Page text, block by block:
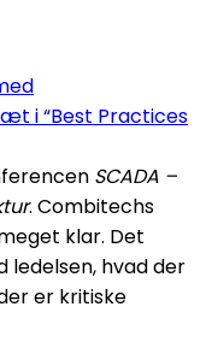
i “Best Practices
SCADA –
. Combitechs
klar. Det
hvad der
er kritiske